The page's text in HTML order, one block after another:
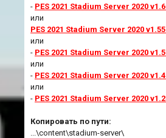
- PES 2021 Stadium Server 2020
или
PES 2021 Stadium Server 2020
или
- PES 2021 Stadium Server 2020
или
- PES 2021 Stadium Server 2020
или
- PES 2021 Stadium Server 2020
Копировать по пути:
...\content\stadium-server\